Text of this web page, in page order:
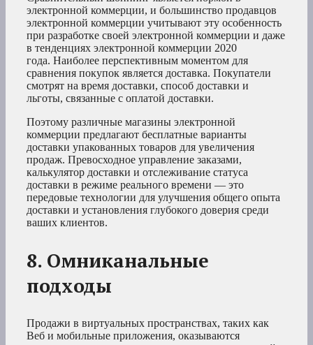
электронной коммерции, и большинство продавцов
электронной коммерции учитывают эту особенность
при разработке своей электронной коммерции и даже
в тенденциях электронной коммерции 2020
года. Наиболее перспективным моментом для
сравнения покупок является доставка. Покупатели
смотрят на время доставки, способ доставки и
льготы, связанные с оплатой доставки.
Поэтому различные магазины электронной
коммерции предлагают бесплатные варианты
доставки упакованных товаров для увеличения
продаж. Превосходное управление заказами,
калькулятор доставки и отслеживание статуса
доставки в режиме реального времени — это
передовые технологии для улучшения общего опыта
доставки и установления глубокого доверия среди
ваших клиентов.
8. Омниканальные
подходы
Продажи в виртуальных пространствах, таких как
Веб и мобильные приложения, оказываются